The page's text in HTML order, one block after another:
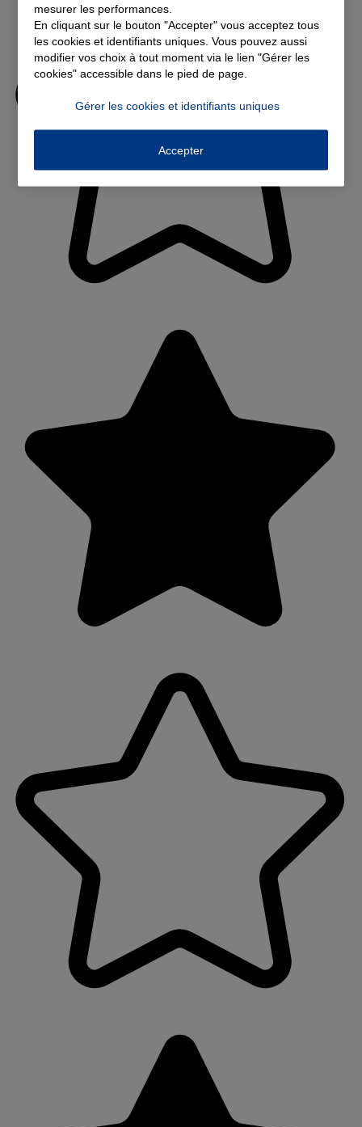
mesurer les performances.
En cliquant sur le bouton "Accepter" vous acceptez tous
les cookies et identifiants uniques. Vous pouvez aussi
modifier vos choix à tout moment via le lien "Gérer les
cookies" accessible dans le pied de page.
Gérer les cookies et identifiants uniques
Accepter